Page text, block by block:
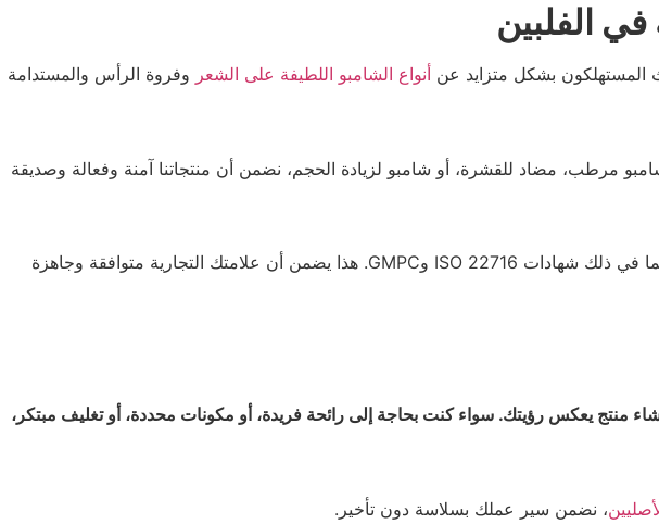
في الفلبين
المستهلكون بشكل متزايد عن أنواع الشامبو اللطيفة على الشعر وفروة الرأس والمستدامة
مرطب، مضاد للقشرة، أو شامبو لزيادة الحجم، نضمن أن منتجاتنا آمنة وفعالة وصديقة
التعامل مع اللوائح المحلية قد يكون تحديا. تضمن شيانغشيانغديلي أن جميع منتجاتنا تلبي المعايير الفلبينية، بما في ذلك شهادات ISO 22716 وGMPC. هذا يضمن أن علامتك التجارية متوافقة وجاهزة
منتج يعكس رؤيتك. سواء كنت بحاجة إلى رائحة فريدة، أو مكونات محددة، أو تغليف مبتكر،
، نضمن سير عملك بسلاسة دون تأخير.